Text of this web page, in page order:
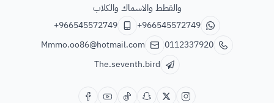
والقطط والاسماك والكلاب
+966545572749
+966545572749
0112337920
Mmmo.oo86@hotmail.com
The.seventh.bird